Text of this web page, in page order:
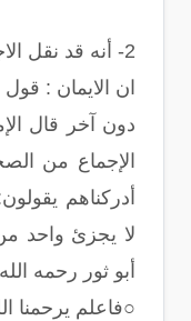
2- أنه قد نقل الاجماع في هذه المسالة
ان الايمان :
دون آخر قال
الإجماع من
أدركناهم
لا يجزئ واحد من
أبو ثور رحمه
○فاعلم يرحمنا